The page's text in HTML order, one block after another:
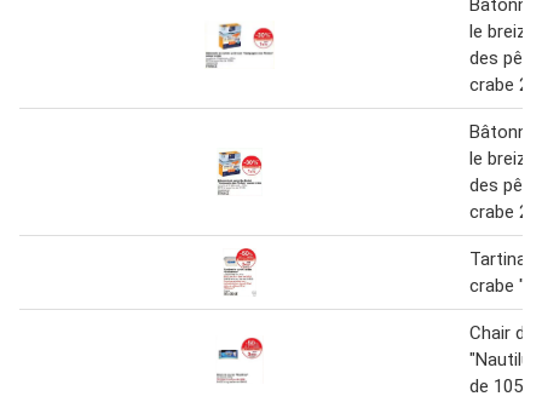
le breizh
des
crabe
le breizh
des
crabe
crabe
Chair de
de 105 g